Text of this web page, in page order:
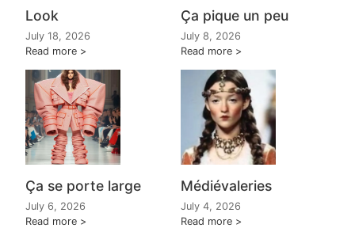
Look
July 18, 2026
Read more
Ça pique un peu
July 8, 2026
Read more
Ça se porte large
July 6, 2026
Read more
Médiévaleries
July 4, 2026
Read more